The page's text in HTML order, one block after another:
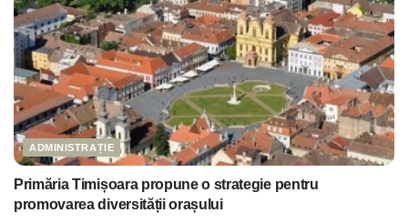
ADMINISTRAȚIE
Primăria Timișoara propune o strategie pentru
promovarea diversității orașului